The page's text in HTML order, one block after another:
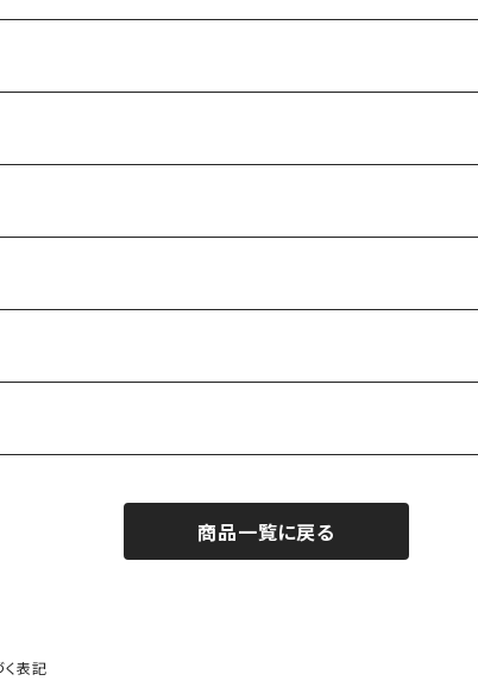
商品一覧に戻る
表記